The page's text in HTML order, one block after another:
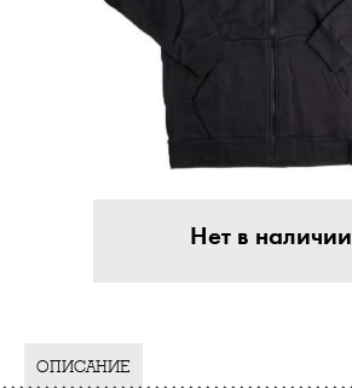
Нет в наличии
ОПИСАНИЕ